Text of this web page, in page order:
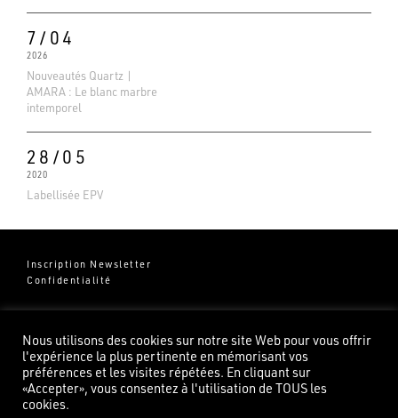
7/04
2026
Nouveautés Quartz |
AMARA : Le blanc marbre
intemporel
28/05
2020
Labellisée EPV
Inscription Newsletter
Confidentialité
Groupe Pierredeplan
82100 Castelsarrasin
Nous utilisons des cookies sur notre site Web pour vous offrir
l'expérience la plus pertinente en mémorisant vos
préférences et les visites répétées. En cliquant sur
«Accepter», vous consentez à l'utilisation de TOUS les
cookies.